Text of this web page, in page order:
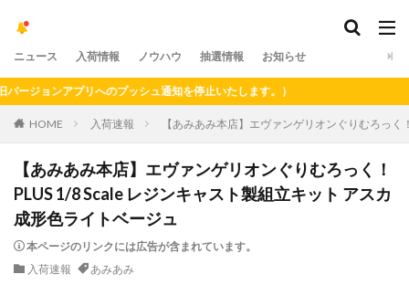
ニュース 入荷情報 ノウハウ 抽選情報 お知らせ
ンアプリへのプッシュ通知を停止いたします。）
HOME 入荷速報 【あみあみ本店】エヴァンゲリオンぐりむろっ
【あみあみ本店】エヴァンゲリオンぐりむろっく！
PLUS 1/8 Scale レジンキャスト製組立キット アスカ
成形色ライトベージュ
本ページのリンクには広告が含まれています。
入荷速報
あみあみ